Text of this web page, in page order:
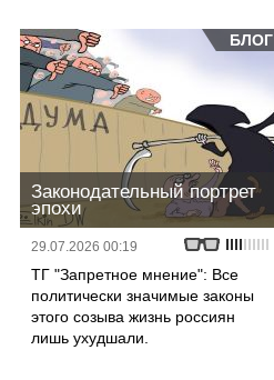
БЛОГ
Законодательный портрет
эпохи
29.07.2026 00:19
ТГ "Запретное мнение": Все
политически значимые законы
этого созыва жизнь россиян
лишь ухудшали.